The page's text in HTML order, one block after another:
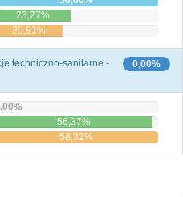
23,27%
20,91%
0,00%
techniczno-sanitarne -
56,37%
58,32%